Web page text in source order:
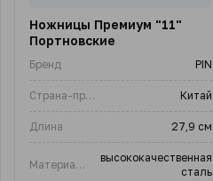
Ножницы Премиум "11"
Портновские
Бренд PIN
Страна-производитель Китай
Длина 27,9 см
Материал изделия
высококачественная
сталь